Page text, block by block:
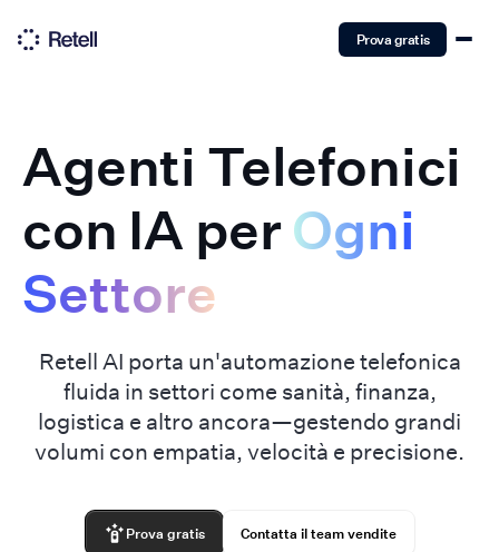
Prova gratis
Agenti Telefonici
con IA perOgni
Settore
Retell AI porta un'automazione telefonica
fluida in settori come sanità, finanza,
logistica e altro ancora—gestendo grandi
volumi con empatia, velocità e precisione.‍‍‍
Prova gratis Contatta il team vendite